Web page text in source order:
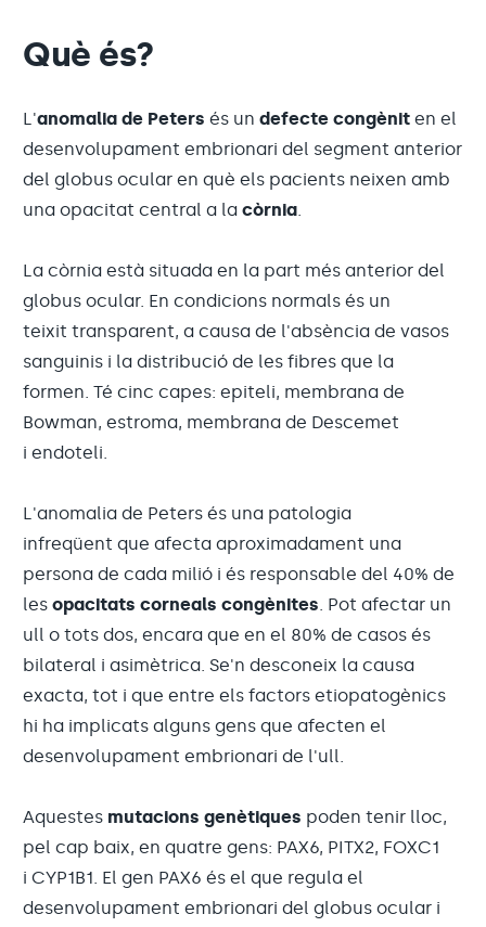
Què és?
L'anomalia de Peters és un defecte congènit en el
desenvolupament embrionari del segment anterior
del globus ocular en què els pacients neixen amb
una opacitat central a la còrnia.
La còrnia està situada en la part més anterior del
globus ocular. En condicions normals és un
teixit transparent, a causa de l'absència de vasos
sanguinis i la distribució de les fibres que la
formen. Té cinc capes: epiteli, membrana de
Bowman, estroma, membrana de Descemet
i endoteli.
L'anomalia de Peters és una patologia
infreqüent que afecta aproximadament una
persona de cada milió i és responsable del 40% de
les opacitats corneals congènites. Pot afectar un
ull o tots dos, encara que en el 80% de casos és
bilateral i asimètrica. Se'n desconeix la causa
exacta, tot i que entre els factors etiopatogènics
hi ha implicats alguns gens que afecten el
desenvolupament embrionari de l'ull.
Aquestes mutacions genètiques poden tenir lloc,
pel cap baix, en quatre gens: PAX6, PITX2, FOXC1
i CYP1B1. El gen PAX6 és el que regula el
desenvolupament embrionari del globus ocular i